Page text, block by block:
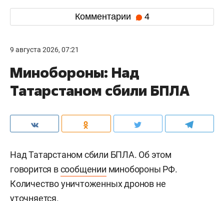
Комментарии 4
9 августа 2026, 07:21
Минобороны: Над
Татарстаном сбили БПЛА
Над Татарстаном сбили БПЛА. Об этом
говорится всообщении минобороны РФ.
Количество уничтоженных дронов не
уточняется.